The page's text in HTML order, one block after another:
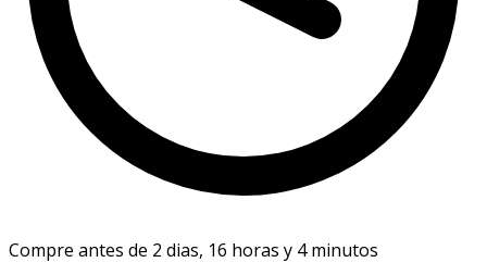
Compre antes de 2 dias, 16 horas y 4 minutos